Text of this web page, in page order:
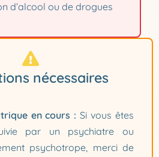
d’alcool ou de drogues
nécessaires
en cours : Si vous êtes
par un psychiatre ou
psychotrope, merci de